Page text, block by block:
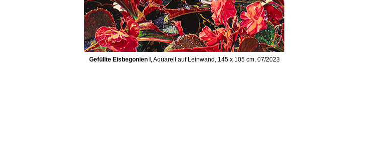
Gefüllte Eisbegonien I , Aquarell auf Leinwand, 145 x 105 cm, 07/2023